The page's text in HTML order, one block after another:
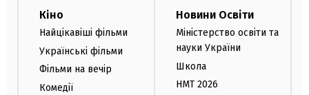
Кіно
Найцікавіші фільми
Українські фільми
Фільми на вечір
Комедії
Новини Освіти
Міністерство освіти та
науки України
Школа
НМТ 2026